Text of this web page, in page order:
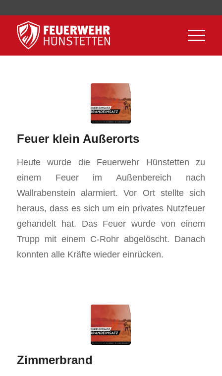
Feuer klein Außerorts
Heute wurde die Feuerwehr Hünstetten zu
einem Feuer im Außenbereich nach
Wallrabenstein alarmiert. Vor Ort stellte sich
heraus, dass es sich um ein privates Nutzfeuer
gehandelt hat. Das Feuer wurde von einem
Trupp mit einem C-Rohr abgelöscht. Danach
konnten alle Kräfte wieder einrücken.
Zimmerbrand